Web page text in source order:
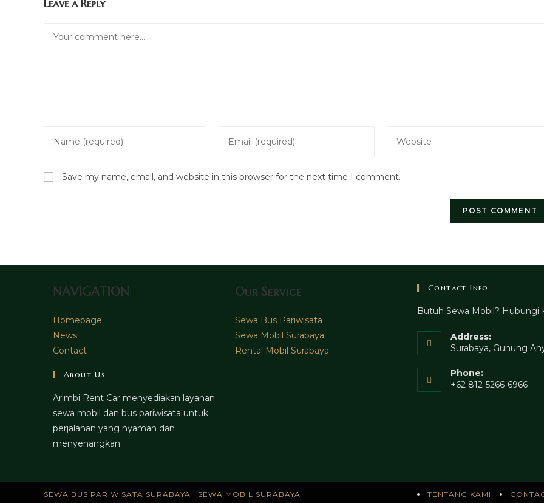
Leave a Reply
your
or
your
address
your
URL
Save my name, email, and website in this browser for the next time I comment.
NAVIGATION
Homepage
News
Contact
About Us
Arimbi Rent Car menyediakan layanan
sewa mobil dan bus pariwisata untuk
perjalanan yang nyaman dan
menyenangkan
Our Service
Sewa Bus Pariwisata
Sewa Mobil Surabaya
Rental Mobil Surabaya
Contact Info
Butuh Sewa Mobil? Hubungi
Address:
Surabaya, Gunung
Phone:
+62 812-5266-6966
TENTANG KAMI
SEWA BUS PARIWISATA SURABAYA | SEWA MOBIL SURABAYA